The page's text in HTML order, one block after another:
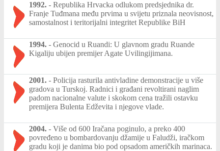
1992. - Republika Hrvacka odlukom predsjednika dr.
Franje Tuđmana među prvima u svijetu priznala neovisnost,
samostalnost i teritorijalni integritet Republike BiH
1994. - Genocid u Ruandi: U glavnom gradu Ruande
Kigaliju ubijen premijer Agate Uvilingijimana.
2001. - Policija rasturila antivladine demonstracije u više
gradova u Turskoj. Radnici i građani revoltirani naglim
padom nacionalne valute i skokom cena tražili ostavku
premijera Bulenta Edževita i njegove vlade.
2004. - Više od 600 Iračana poginulo, a preko 400
povređeno u bombardovanju džamije u Faludži, iračkom
gradu koji je danima bio pod opsadom američkih marinaca.